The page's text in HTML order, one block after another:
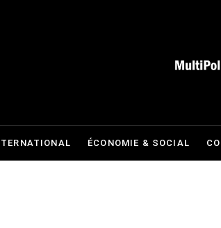
ÉCONOMIE & SOCIAL